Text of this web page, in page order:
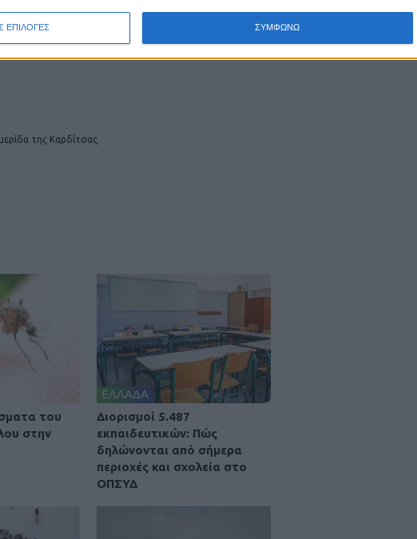
ΕΠΙΛΟΓΕΣ ΣΥΜΦΩΝΩ
της Καρδίτσας
του
στην
ΕΛΛΑΔΑ
Διορισμοί 5.487
εκπαιδευτικών: Πώς
δηλώνονται από σήμερα
περιοχές και σχολεία στο
ΟΠΣΥΔ